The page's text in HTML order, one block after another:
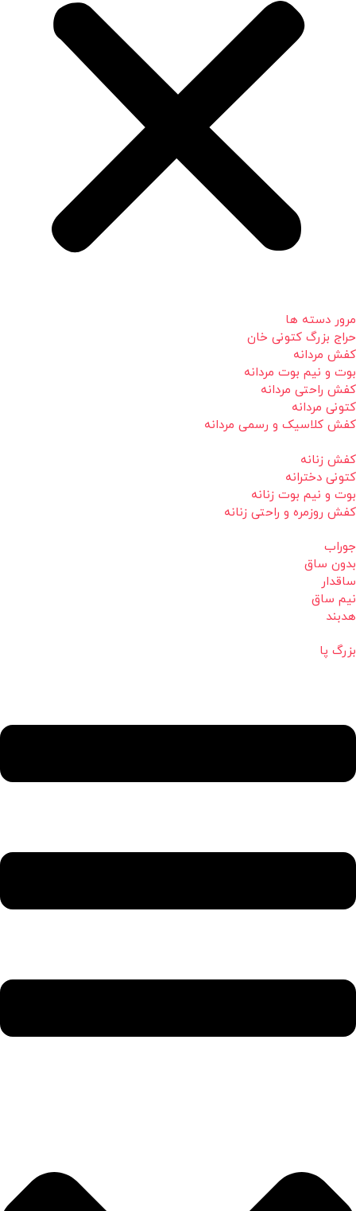
مرور دسته ها
حراج بزرگ کتونی خان
کفش مردانه
بوت و نیم بوت مردانه
کفش راحتی مردانه
کتونی مردانه
کفش کلاسیک و رسمی مردانه
کفش زنانه
کتونی دخترانه
بوت و نیم بوت زنانه
کفش روزمره و راحتی زنانه
جوراب
بدون ساق
ساقدار
نیم ساق
هدبند
بزرگ پا